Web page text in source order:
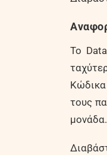
Το
τους
μονάδα.